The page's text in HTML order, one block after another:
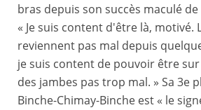
bras depuis son succès maculé
« Je suis content d'être là, motivé.
reviennent pas mal depuis
je suis content de pouvoir être sur
des jambes pas trop mal. » Sa 3e
Binche-Chimay-Binche est « le